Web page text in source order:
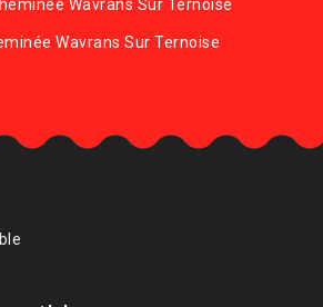
Wavrans Sur Ternoise
Wavrans Sur Ternoise